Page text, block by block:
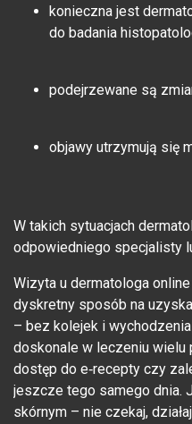
konieczna jest
do badania
podejrzewane są
objawy utrzymują się
W takich sytuacjach
odpowiedniego specjalisty
Wizyta u dermatologa
dyskretny sposób na
– bez kolejek i
doskonale w leczeniu wielu
dostęp do e‑recepty czy
jeszcze tego samego dnia.
skórnym – nie czekaj,